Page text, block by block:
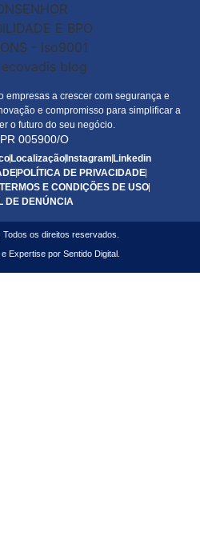
empresas a crescer com segurança e
e compromisso para simplificar a
o futuro do seu negócio.
005900/O
Localização Instagram Linkedin
POLÍTICA DE PRIVACIDADE
TERMOS E CONDIÇÕES DE USO
DE DENÚNCIA
os direitos reservados.
Expertise por Sentido Digital.